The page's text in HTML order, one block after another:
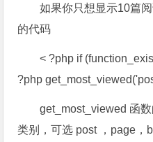
如果你只想显示10篇
的代码
< ?php if
?php
get_most_viewed 函
类别，可选 post ，page，